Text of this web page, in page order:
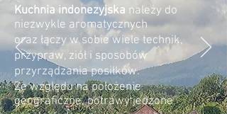
Kuchnia indonezyjska należy do
niezwykle aromatycznych
oraz łączy w sobie wiele technik,
przypraw, ziół i sposobów
przyrządzania posiłków.
Ze względu na położenie
geograficzne, potrawy jedzone